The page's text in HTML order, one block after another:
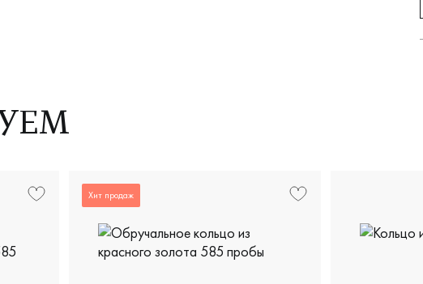
Хит продаж